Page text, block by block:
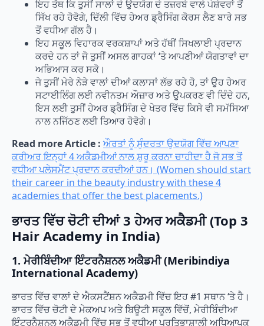
ਇਹ ਤੱਥ ਕਿ ਤੁਸੀਂ ਸਾਲਾਂ ਦੇ ਉਦਯੋਗ ਦੇ ਤਜ਼ਰਬੇ ਵਾਲੇ ਪੇਸ਼ੇਵਰਾਂ ਤੋਂ
ਸਿੱਖ ਰਹੇ ਹੋਵੋਗੇ, ਦਿੱਲੀ ਵਿੱਚ ਹੇਅਰ ਡ੍ਰੈਸਿੰਗ ਕੋਰਸ ਲੈਣ ਬਾਰੇ ਸਭ
ਤੋਂ ਵਧੀਆ ਗੱਲ ਹੈ।
ਇਹ ਸਕੂਲ ਵਿਹਾਰਕ ਵਰਕਸ਼ਾਪਾਂ ਅਤੇ ਹੱਥੀਂ ਸਿਖਲਾਈ ਪ੍ਰਦਾਨ
ਕਰਦੇ ਹਨ ਤਾਂ ਜੋ ਤੁਸੀਂ ਅਸਲ ਗਾਹਕਾਂ ‘ਤੇ ਆਪਣੀਆਂ ਯੋਗਤਾਵਾਂ ਦਾ
ਅਭਿਆਸ ਕਰ ਸਕੋ।
ਜੇ ਤੁਸੀਂ ਮੇਰੇ ਨੇੜੇ ਵਾਲਾਂ ਦੀਆਂ ਕਲਾਸਾਂ ਲੱਭ ਰਹੇ ਹੋ, ਤਾਂ ਉਹ ਹੇਅਰ
ਸਟਾਈਲਿੰਗ ਲਈ ਨਵੀਨਤਮ ਔਜ਼ਾਰ ਅਤੇ ਉਪਕਰਣ ਵੀ ਦਿੰਦੇ ਹਨ,
ਇਸ ਲਈ ਤੁਸੀਂ ਹੇਅਰ ਡ੍ਰੈਸਿੰਗ ਦੇ ਖੇਤਰ ਵਿੱਚ ਕਿਸੇ ਵੀ ਸਮੱਸਿਆ
ਨਾਲ ਨਜਿੱਠਣ ਲਈ ਤਿਆਰ ਹੋਵੋਗੇ।
Read more Article : ਔਰਤਾਂ ਨੂੰ ਸੁੰਦਰਤਾ ਉਦਯੋਗ ਵਿੱਚ ਆਪਣਾ
ਕਰੀਅਰ ਇਨ੍ਹਾਂ 4 ਅਕੈਡਮੀਆਂ ਨਾਲ ਸ਼ੁਰੂ ਕਰਨਾ ਚਾਹੀਦਾ ਹੈ ਜੋ ਸਭ ਤੋਂ
ਵਧੀਆ ਪਲੇਸਮੈਂਟ ਪ੍ਰਦਾਨ ਕਰਦੀਆਂ ਹਨ। (Women should start
their career in the beauty industry with these 4
academies that offer the best placements.)
ਭਾਰਤ ਵਿੱਚ ਚੋਟੀ ਦੀਆਂ 3 ਹੇਅਰ ਅਕੈਡਮੀ (Top 3
Hair Academy in India)
1. ਮੇਰੀਬਿੰਦੀਆ ਇੰਟਰਨੈਸ਼ਨਲ ਅਕੈਡਮੀ (Meribindiya
International Academy)
ਭਾਰਤ ਵਿੱਚ ਵਾਲਾਂ ਦੇ ਐਕਸਟੈਂਸ਼ਨ ਅਕੈਡਮੀ ਵਿੱਚ ਇਹ #1 ਸਥਾਨ ‘ਤੇ ਹੈ।
ਭਾਰਤ ਵਿੱਚ ਚੋਟੀ ਦੇ ਮੇਕਅਪ ਅਤੇ ਬਿਊਟੀ ਸਕੂਲ ਵਿੱਚੋਂ, ਮੇਰੀਬਿੰਦੀਆ
ਇੰਟਰਨੈਸ਼ਨਲ ਅਕੈਡਮੀ ਵਿੱਚ ਸਭ ਤੋਂ ਵਧੀਆ ਪ੍ਰਤਿਭਾਸ਼ਾਲੀ ਅਧਿਆਪਕ